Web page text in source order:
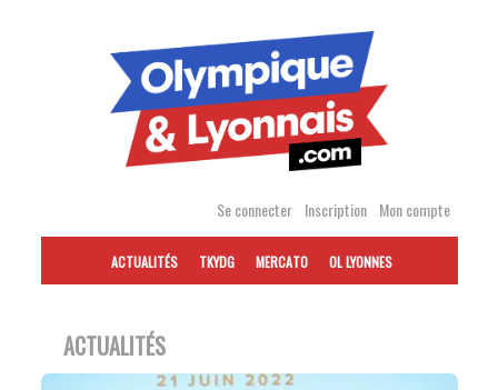
Se connecter Inscription Mon compte
ACTUALITÉS TKYDG MERCATO OL LYONNES
ACTUALITÉS